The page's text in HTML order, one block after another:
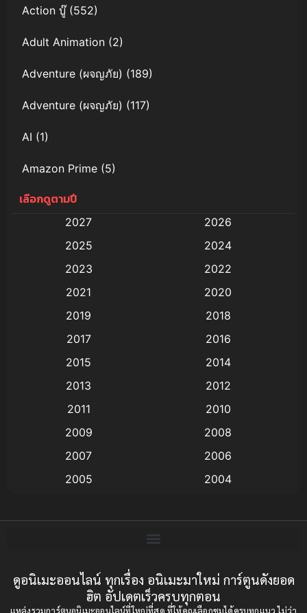
Action บู๊(552)
Adult Animation (2)
Adventure (ผจญภัย) (189)
Adventure (ผจญภัย) (117)
AI (1)
Amazon Prime (5)
Anal (ประตูหลัง)
Animation การ์ตูน
Animation อนิเมะ
Animation แอนิเมชัน
(9)
Big tits (นมใหญ่)
Bitch (ผู้หญิงร่าน)
Bondage (ทาส)(1)
เลือกดูตามปี
2027
2026
2025
2024
2023
2022
2021
2020
2019
2018
2017
2016
2015
2014
2013
2012
2011
2010
2009
2008
2007
2006
2005
2004
2001
2000
1997
1996
1993
1992
ดูอนิเมะออนไลน์ ทุกเรื่อง อนิเมะมาใหม่ การ์ตูนดังยอด
ฮิต อัปเดตเร็วครบทุกตอน
แหล่งรวมการ์ตูนอนิเมะออนไลน์ที่ใหญ่ที่สุด ที่ให้คุณเลือกชมได้ครบทุกแนว ไม่ว่า